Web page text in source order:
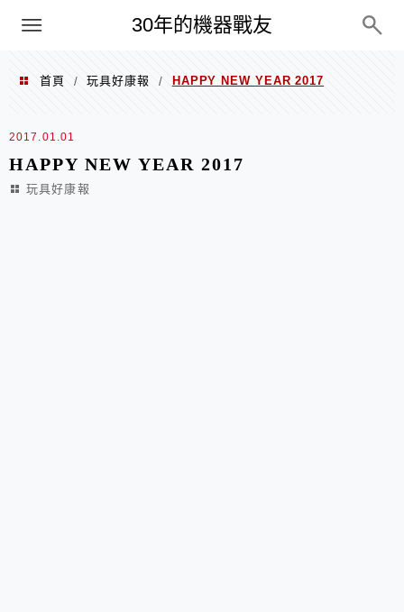
30年的機器戰友
PC
首頁 / 玩具好康報 / HAPPY NEW YEAR 2017
2017.01.01
HAPPY NEW YEAR 2017
玩具好康報